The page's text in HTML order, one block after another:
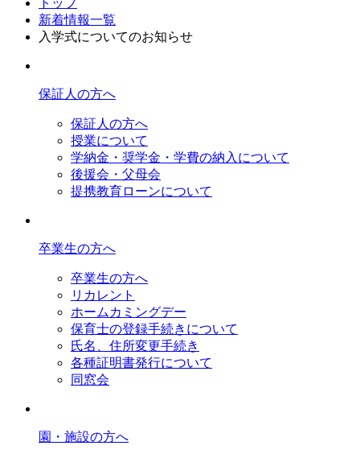
新着情報一覧
入学式についてのお知らせ
保証人の方へ
保証人の方へ
授業について
学納金・奨学金・学費の納入について
後援会・父母会
提携教育ローンについて
卒業生の方へ
卒業生の方へ
リカレント
ホームカミングデー
保育士の登録手続きについて
氏名、住所変更手続き
各種証明書発行について
同窓会
園・施設の方へ